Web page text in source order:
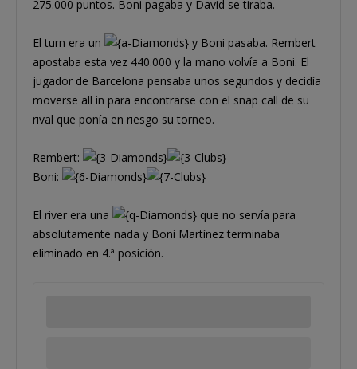
275.000 puntos. Boni pagaba y David se tiraba.
El turn era un
y Boni pasaba. Rembert
apostaba esta vez 440.000 y la mano volvía a Boni. El
jugador de Barcelona pensaba unos segundos y decidía
moverse all in para encontrarse con el snap call de su
rival que ponía en riesgo su torneo.
Rembert:
Boni:
El river era una
que no servía para
absolutamente nada y Boni Martínez terminaba
eliminado en 4.ª posición.